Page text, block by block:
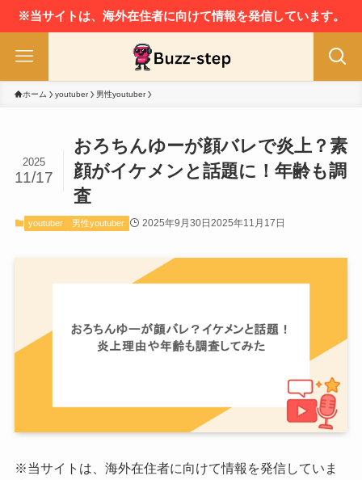
※当サイトは、海外在住者に向けて情報を発信しています。
ホーム youtuber 男性youtuber
おろちんゆーが顔バレで炎上？素
顔がイケメンと話題に！年齢も調
査
2025
11/17
youtuber 男性youtuber 2025年9月30日 2025年11月17日
※当サイトは、海外在住者に向けて情報を発信していま